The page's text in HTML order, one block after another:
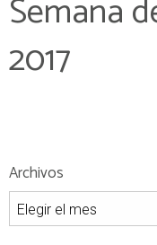
Semana
2017
Archivos
Archivos